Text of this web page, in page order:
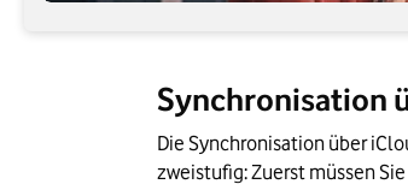
Synchronisation
Die Synchronisation über
zweistufig: Zuerst müssen